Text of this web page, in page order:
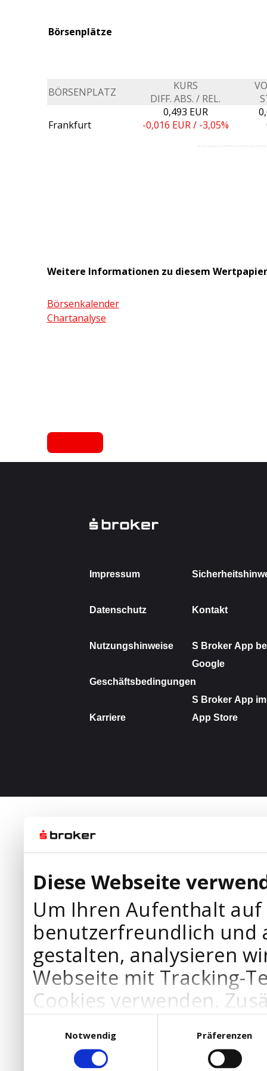
Diese Webseite
Um Ihren Aufenthalt
benutzerfreundlich und
gestalten, analysieren
Webseite mit Tracking-
Cookies verwenden.
Werbepartner
Ihre Bedürfnisse
Notwendig
Präferenzen
Börsenplätze
BÖRSENPLATZ
KURS
DIFF. ABS. / REL.
Frankfurt
0,493 EUR
-0,016 EUR / -3,05%
Weitere Informationen zu diesem Wertpapier
Börsenkalender
Chartanalyse